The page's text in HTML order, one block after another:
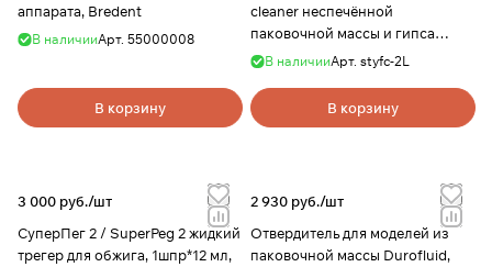
аппарата, Bredent
В наличииАрт. 55000008
В корзину
cleaner неспечённой
паковочной массы и гипса
(концентрат) 2000 мл,
В наличииАрт. styfc-2L
В корзину
3 000 руб./шт
СуперПег 2 / SuperPeg 2 жидкий
трегер для обжига, 1шпр*12 мл,
2 930 руб./шт
Отвердитель для моделей из
паковочной массы Durofluid,